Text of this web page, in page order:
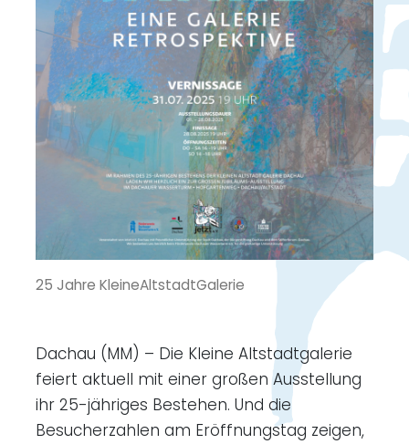
25 Jahre KleineAltstadtGalerie
Dachau (MM) – Die Kleine Altstadtgalerie
feiert aktuell mit einer großen Ausstellung
ihr 25-jähriges Bestehen. Und die
Besucherzahlen am Eröffnungstag zeigen,